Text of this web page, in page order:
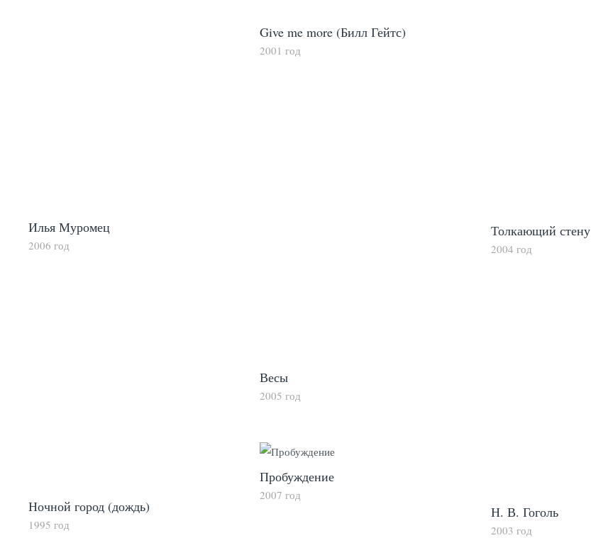
Илья Муромец
2006 год
Толкающий стену
2004 год
Ночной город (дождь)
1995 год
Give me more (Билл Гейтс)
2001 год
Н. В. Гоголь
2003 год
Весы
2005 год
Пробуждение
2007 год